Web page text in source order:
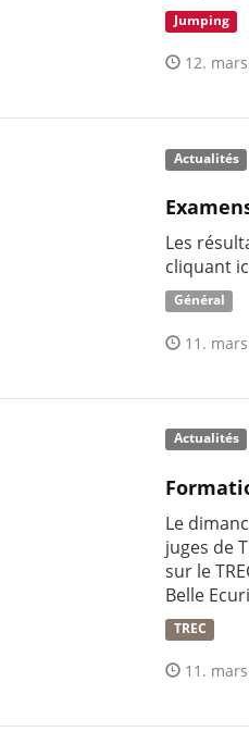
Jumping
12.
Actualités
Les
cliquant
Général
11.
Actualités
Le
juges de
sur le
Belle
TREC
11.